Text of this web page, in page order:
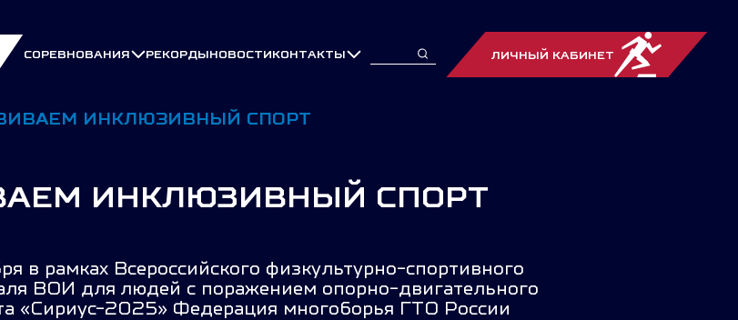
СОРЕВНОВАНИЯ РЕКОРДЫНОВОСТИКОНТАКТЫ ЛИЧНЫЙ КАБИНЕТ
ИНКЛЮЗИВНЫЙ СПОРТ
ИНКЛЮЗИВНЫЙ СПОРТ
в рамках Всероссийского физкультурно-спортивного
ВОИ для людей с поражением опорно-двигательного
«Сириус-2025» Федерация многоборья ГТО России